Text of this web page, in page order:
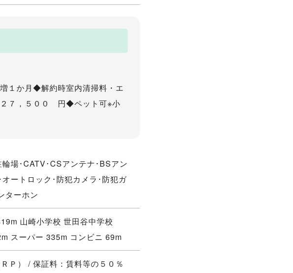
１か月◆解約時室内清掃料・エ
７，５００ 円◆ペット可※小
場･CATV･CSアンテナ･BSアン
ートロック･防犯カメラ･防犯ガ
ターホン
山崎小学校 世田谷中学校
スーパー 335m コンビニ 69m
Ｐ） / 保証料：賃料等の５０％